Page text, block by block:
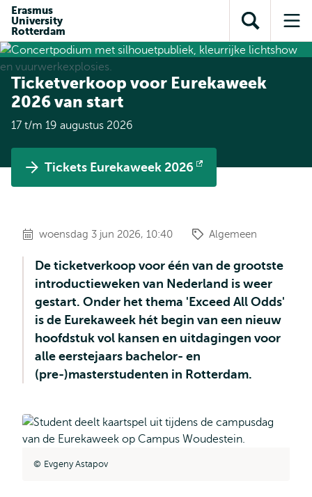
inhoud
gaan
gaan
Direct naar
subnavigatie
Erasmus
University
Rotterdam
Toon
zoekveld
Ticketverkoop voor Eurekaweek
2026 van start
17 t/m 19 augustus 2026
Tickets Eurekaweek 2026
Opent
woensdag 3 jun 2026, 10:40 Algemeen
De ticketverkoop voor één van de grootste
introductieweken van Nederland is weer
gestart. Onder het thema 'Exceed All Odds'
is de Eurekaweek hét begin van een nieuw
hoofdstuk vol kansen en uitdagingen voor
alle eerstejaars bachelor- en
(pre-)masterstudenten in Rotterdam.
Evgeny Astapov